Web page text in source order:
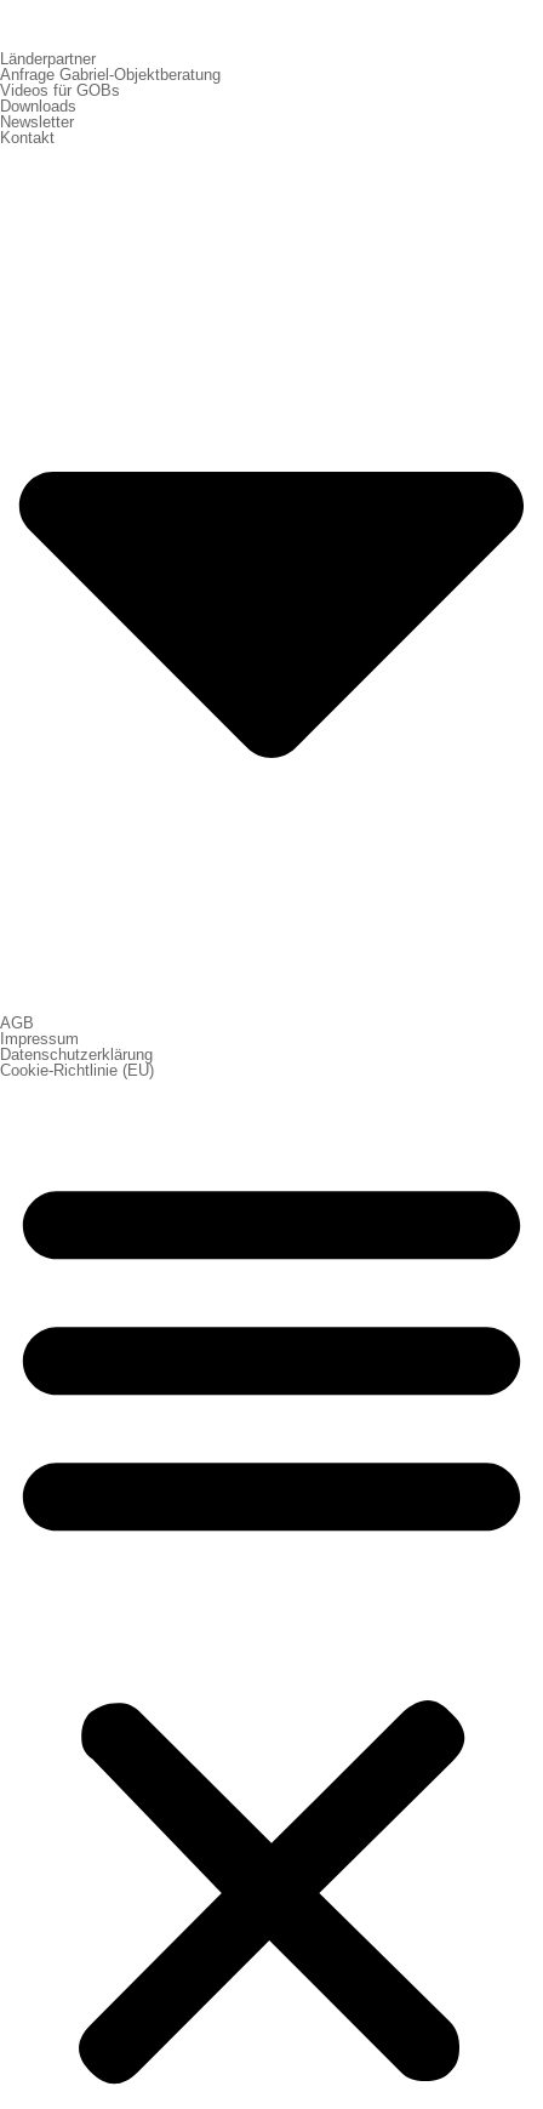
Länderpartner
Anfrage Gabriel-Objektberatung
Videos für GOBs
Downloads
Newsletter
Kontakt
AGB
Impressum
Datenschutzerklärung
Cookie-Richtlinie (EU)